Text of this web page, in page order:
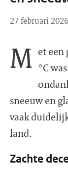
27 februari 2026
M et een
°C
sneeuw en
vaak
land.
Zachte